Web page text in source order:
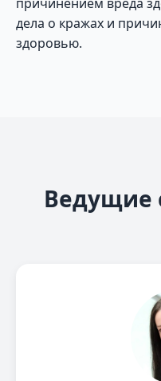
дела о кражах и
здоровью.
Ведущие